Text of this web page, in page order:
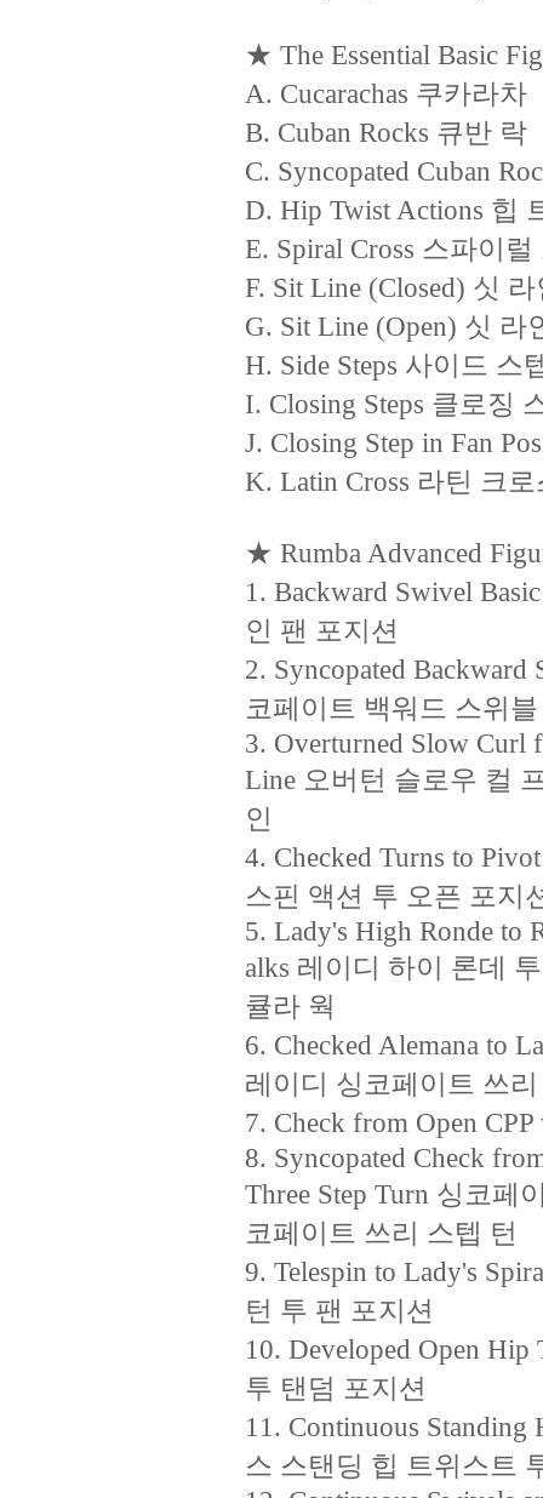
★ The Essential Basic
A. Cucarachas 쿠카라차
B. Cuban Rocks 큐반 락
C. Syncopated Cuban
D. Hip Twist Actions 힙
E. Spiral Cross 스파이
F. Sit Line (Closed) 싯
G. Sit Line (Open) 싯 라
H. Side Steps 사이드 스
I. Closing Steps 클로징
J. Closing Step in Fan
K. Latin Cross 라틴 크로
★ Rumba Advanced
1. Backward Swivel
인 팬 포지션
2. Syncopated
코페이트 백워드 스위
3. Overturned Slow Curl
Line 오버턴 슬로우 컬
인
4. Checked Turns to
스핀 액션 투 오픈 포지
5. Lady's High Ronde to
alks 레이디 하이 론데
큘라 웍
6. Checked Alemana to
레이디 싱코페이트 쓰
7. Check from Open
8. Syncopated Check
Three Step Turn 싱코페
코페이트 쓰리 스텝 턴
9. Telespin to Lady's
턴 투 팬 포지션
10. Developed Open
투 탠덤 포지션
11. Continuous
스 스탠딩 힙 트위스트